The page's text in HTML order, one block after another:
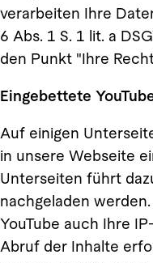
verarbeiten Ihre
6 Abs. 1 S. 1 lit. a
den Punkt "Ihre
Eingebettete
Auf einigen
in unsere Webseite
Unterseiten führt
nachgeladen
YouTube auch Ihre
Abruf der Inhalte